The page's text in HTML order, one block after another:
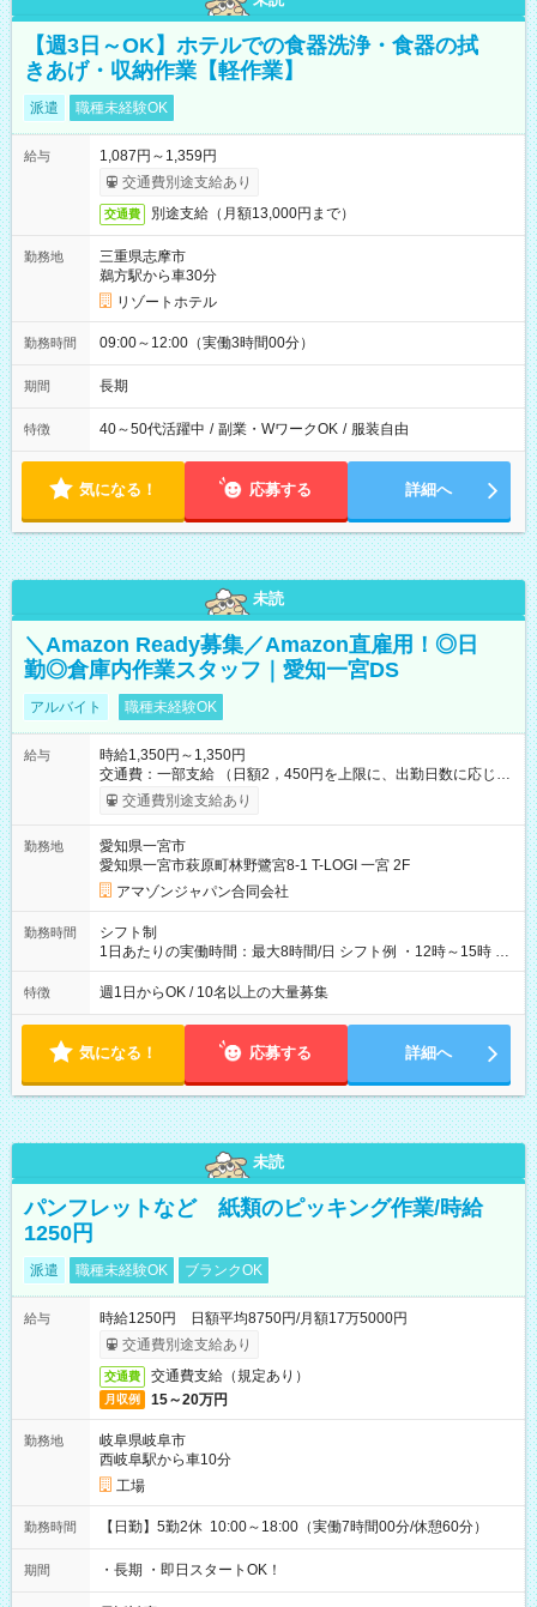
【週3日～OK】ホテルでの食器洗浄・食器の拭
きあげ・収納作業【軽作業】
派遣 職種未経験OK
給与
1,087円～1,359円
交通費別途支給あり
交通費 別途支給（月額13,000円まで）
勤務地
三重県志摩市
鵜方駅から車30分
リゾートホテル
勤務時間 09:00～12:00（実働3時間00分）
期間 長期
特徴 40～50代活躍中 / 副業・WワークOK / 服装自由
気になる！ 応募する 詳細へ
未読
＼Amazon Ready募集／Amazon直雇用！◎日
勤◎倉庫内作業スタッフ｜愛知一宮DS
アルバイト 職種未経験OK
給与
時給1,350円～1,350円
交通費：一部支給 （日額2，450円を上限に、出勤日数に応じて
実費支給） ※22:00～翌5:00までは時給25%UP！ ■給与前払い
制度あり ※前払い額の上限あり、手数料無料（Amazon負担）
交通費別途支給あり
勤務地
愛知県一宮市
愛知県一宮市萩原町林野鷺宮8-1 T-LOGI 一宮 2F
アマゾンジャパン合同会社
勤務時間
シフト制
1日あたりの実働時間：最大8時間/日 シフト例 ・12時～15時 入
社後、就業可能シフトをご確認の上、申請してください。
特徴 週1日からOK / 10名以上の大量募集
気になる！ 応募する 詳細へ
未読
パンフレットなど 紙類のピッキング作業/時給
1250円
派遣 職種未経験OK ブランクOK
給与
時給1250円 日額平均8750円/月額17万5000円
交通費別途支給あり
交通費 交通費支給（規定あり）
月収例 15～20万円
勤務地
岐阜県岐阜市
西岐阜駅から車10分
工場
勤務時間 【日勤】5勤2休 10:00～18:00（実働7時間00分/休憩60分）
期間 ・長期 ・即日スタートOK！